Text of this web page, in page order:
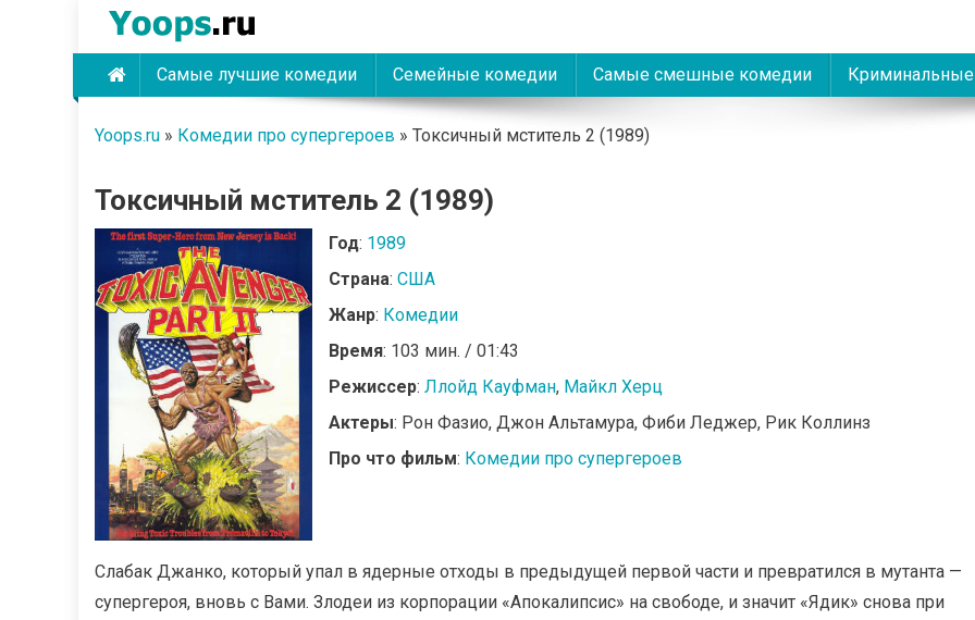
Skip
content
Yoops Самые лучшие комедии Семейные комедии Самые смешные комедии
Yoops.ru » Комедии про супергероев » Токсичный мститель 2 (1989)
Токсичный мститель 2 (1989)
Год: 1989
Страна: США
Жанр: Комедии
Время: 103 мин. / 01:43
Режиссер: Ллойд Кауфман, Майкл Херц
Актеры: Рон Фазио, Джон Альтамура, Фиби Леджер, Рик Коллинз
Про что фильм: Комедии про супергероев
Слабак Джанко, который упал в ядерные отходы в предыдущей первой части и превратился в мутанта —
супергероя, вновь с Вами. Злодеи из корпорации «Апокалипсис» на свободе, и значит «Ядик» снова при